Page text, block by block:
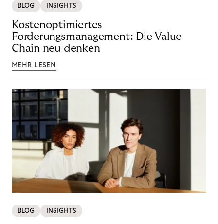
BLOG INSIGHTS
Kostenoptimiertes
Forderungsmanagement: Die Value
Chain neu denken
MEHR LESEN
BLOG INSIGHTS